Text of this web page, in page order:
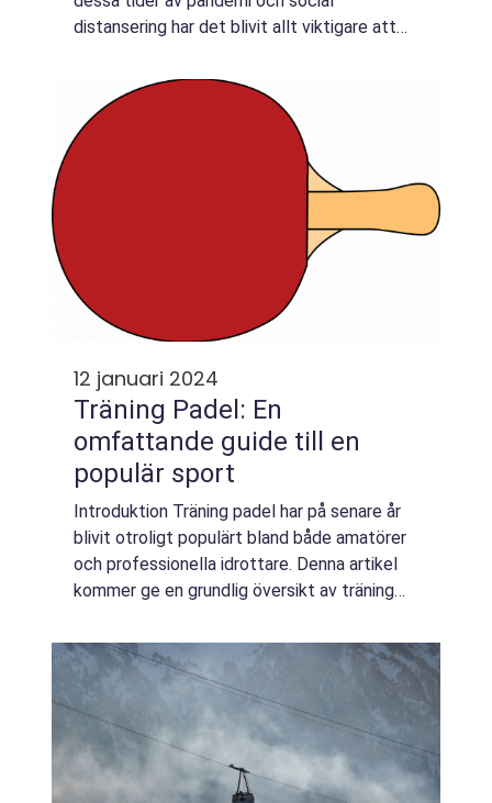
distansering har det blivit allt viktigare att
hemma. En sport som har blivit allt...
12 januari 2024
Träning Padel: En
omfattande guide till en
populär sport
Introduktion Träning padel har på senare år
blivit otroligt populärt bland både amatörer
och professionella idrottare. Denna artikel
kommer ge en grundlig översikt av träning
sporten. Vi kommer att gå igenom vad t...